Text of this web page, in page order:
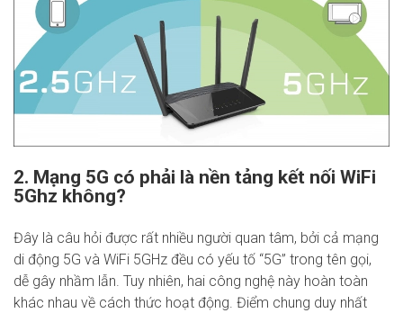
2. Mạng 5G có phải là nền tảng kết nối WiFi
5Ghz không?
Đây là câu hỏi được rất nhiều người quan tâm, bởi cả mạng
di động 5G và WiFi 5GHz đều có yếu tố “5G” trong tên gọi,
dễ gây nhầm lẫn. Tuy nhiên, hai công nghệ này hoàn toàn
khác nhau về cách thức hoạt động. Điểm chung duy nhất